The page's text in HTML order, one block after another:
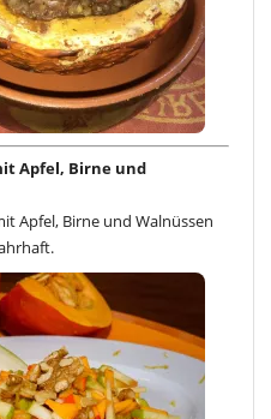
Apfel, Birne und
Apfel, Birne und Walnüssen